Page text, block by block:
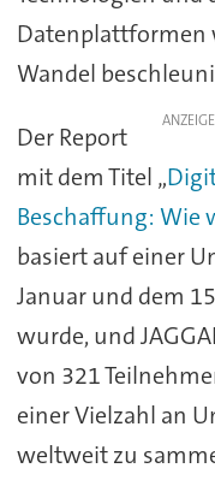
Datenplattformen
Wandel
ANZEIGE
Der Report
mit dem Titel „
Beschaffung: Wie
basiert auf einer
Januar und dem
wurde, und
von 321
einer Vielzahl an
weltweit zu